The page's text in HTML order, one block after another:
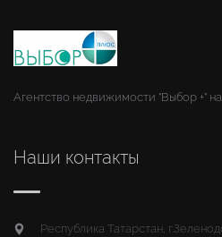
Агентство недвижимости "Выбор +"
Наши контакты
Республика Татарстан,